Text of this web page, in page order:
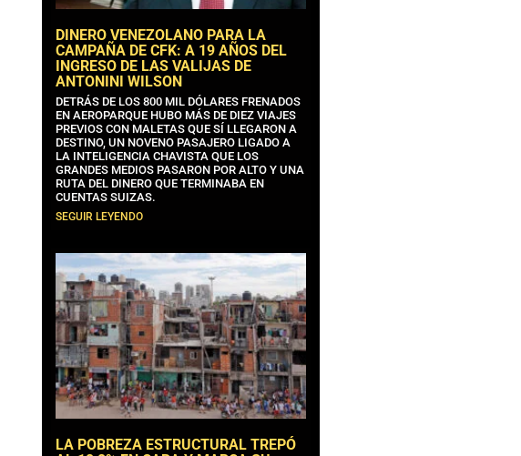
DINERO VENEZOLANO PARA LA
CAMPAÑA DE CFK: A 19 AÑOS DEL
INGRESO DE LAS VALIJAS DE
ANTONINI WILSON
DETRÁS DE LOS 800 MIL DÓLARES FRENADOS
EN AEROPARQUE HUBO MÁS DE DIEZ VIAJES
PREVIOS CON MALETAS QUE SÍ LLEGARON A
DESTINO, UN NOVENO PASAJERO LIGADO A
LA INTELIGENCIA CHAVISTA QUE LOS
GRANDES MEDIOS PASARON POR ALTO Y UNA
RUTA DEL DINERO QUE TERMINABA EN
CUENTAS SUIZAS.
SEGUIR LEYENDO
LA POBREZA ESTRUCTURAL TREPÓ